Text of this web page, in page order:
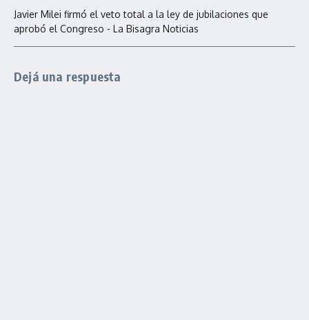
Javier Milei firmó el veto total a la ley de jubilaciones que
aprobó el Congreso - La Bisagra Noticias
Dejá una respuesta